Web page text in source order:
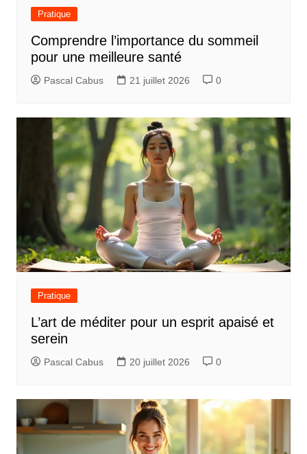
Pratique
Comprendre l’importance du sommeil
pour une meilleure santé
Pascal Cabus 21 juillet 2026 0
Pratique
L’art de méditer pour un esprit apaisé et
serein
Pascal Cabus 20 juillet 2026 0